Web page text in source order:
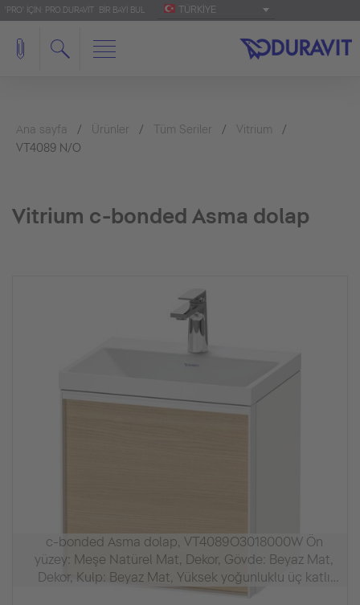
'PRO' IÇIN: PRO.DURAVIT BIR BAYI BUL TÜRKIYE
Ana sayfa Ürünler Tüm Seriler
Vitrium
VT4089 N/O
Vitrium c-bonded Asma dolap
c-bonded Asma dolap, VT4089O3018000W Ön
yüzey: Meşe Natürel Mat, Dekor, Gövde: Beyaz Mat,
Dekor, Kulp: Beyaz Mat, Yüksek yoğunluklu üç katlı
ahşap levha, Ürün seti: c-bonded el lavabosu,